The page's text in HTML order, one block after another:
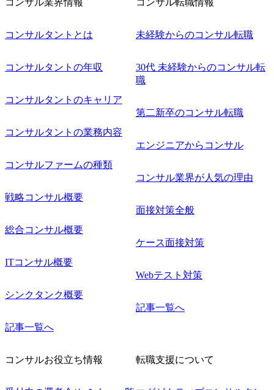
できる機会ですので、ぜひご参加ください。 当日はXspear
名参加する予定です！ ●費用 : 無料 虎ノ門ヒルズ付近 ※詳
している方
コンサルタントとは
コンサルタントの年収
コンサルタントのキャリア
コンサルタントの業務内容
コンサルファームの種類
戦略コンサル概要
総合コンサル概要
ITコンサル概要
シンクタンク概要
記事一覧へ
未経験からのコンサル転職
30代 未経験からのコンサル転
職
第二新卒のコンサル転職
エンジニアからコンサル
コンサル業界が人気の理由
面接対策全般
ケース面接対策
Webテスト対策
記事一覧へ
コンサルお役立ち情報 転職支援について